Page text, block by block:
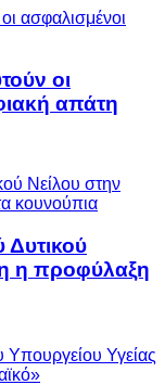
οι
απάτη
Δυτικού
η προφύλαξη